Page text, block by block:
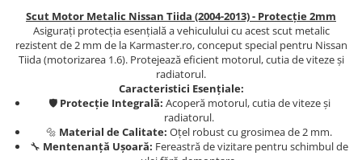
Carlige Hyundai
Carlige Infiniti
Carlige Iveco
Carlige Jaecoo
Covorase auto Peugeot
Covorase auto Porsche
Covorase auto Renault
Covorase auto Seat
Covorase auto Subaru
Scut motor Kia
Scut motor Lada
Scut motor Land-Rover
Scut motor Leapmotor
Scut Motor Metalic Nissan Tiida (2004-2013) - Protecție 2mm
Asigurați protecția esențială a vehiculului cu acest scut metalic
rezistent de 2 mm de la Karmaster.ro, conceput special pentru Nissan
Tiida (motorizarea 1.6). Protejează eficient motorul, cutia de viteze și
radiatorul.
Caracteristici Esențiale:
🛡️ Protecție Integrală: Acoperă motorul, cutia de viteze și
radiatorul.
🔩 Material de Calitate: Oțel robust cu grosimea de 2 mm.
🔧 Mentenanță Ușoară: Fereastră de vizitare pentru schimbul de